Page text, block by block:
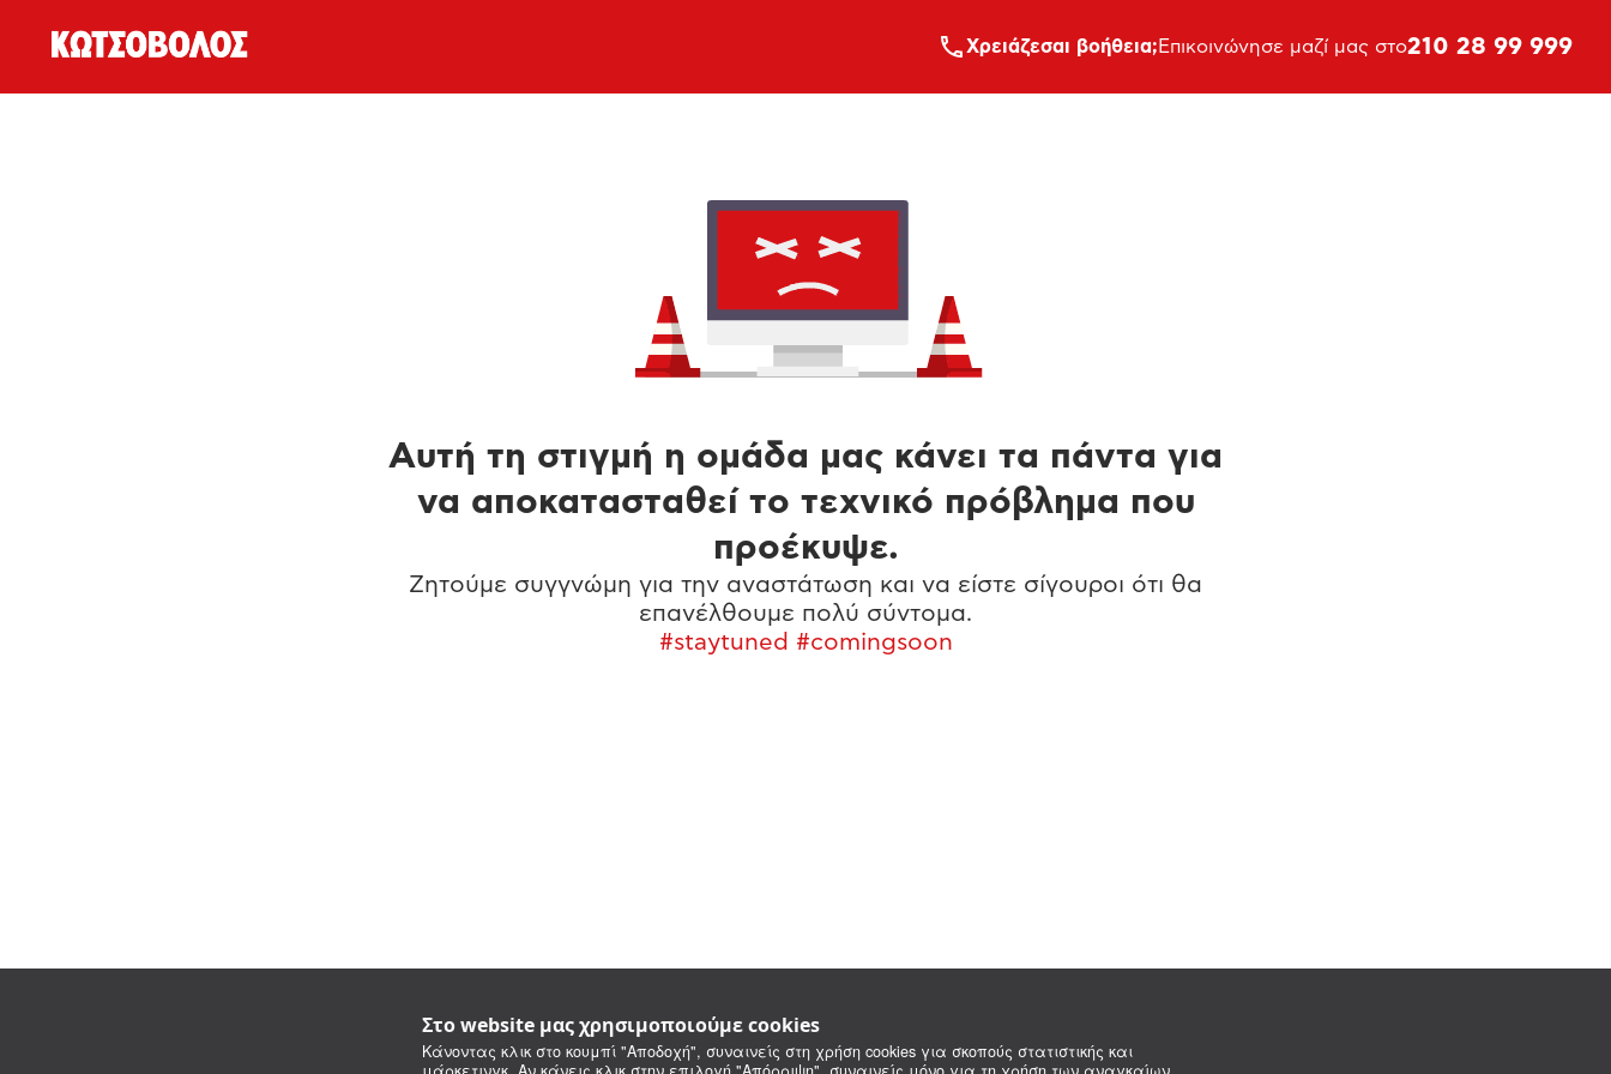
Στο website μας χρησιμοποιούμε cookies
Κάνοντας κλικ στο κουμπί "Αποδοχή", συναινείς στη χρήση cookies για σκοπούς στατιστικής και
Xρειάζεσαι βοήθεια; Επικοινώνησε μαζί μας στο210 28 99 999
Αυτή τη στιγμή η ομάδα μας κάνει τα πάντα για
να αποκατασταθεί το τεχνικό πρόβλημα που
προέκυψε.
Ζητούμε συγγνώμη για την αναστάτωση και να είστε σίγουροι ότι θα
επανέλθουμε πολύ σύντομα.
#staytuned #comingsoon